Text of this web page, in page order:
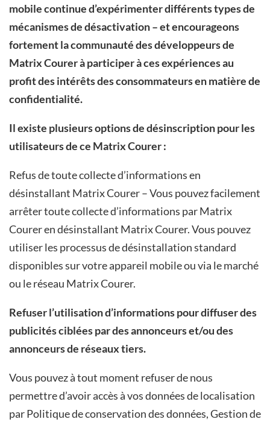
mobile continue d’expérimenter différents types de
mécanismes de désactivation – et encourageons
fortement la communauté des développeurs de
Matrix Courer à participer à ces expériences au
profit des intérêts des consommateurs en matière de
confidentialité.
Il existe plusieurs options de désinscription pour les
utilisateurs de ce Matrix Courer :
Refus de toute collecte d’informations en
désinstallant Matrix Courer – Vous pouvez facilement
arrêter toute collecte d’informations par Matrix
Courer en désinstallant Matrix Courer. Vous pouvez
utiliser les processus de désinstallation standard
disponibles sur votre appareil mobile ou via le marché
ou le réseau Matrix Courer.
Refuser l’utilisation d’informations pour diffuser des
publicités ciblées par des annonceurs et/ou des
annonceurs de réseaux tiers.
Vous pouvez à tout moment refuser de nous
permettre d’avoir accès à vos données de localisation
par Politique de conservation des données, Gestion de